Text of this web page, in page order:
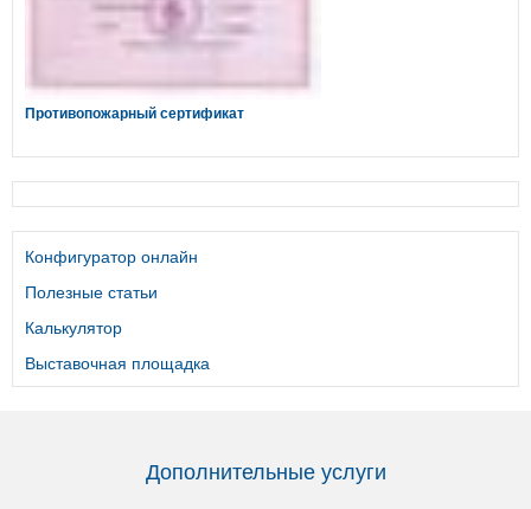
Противопожарный сертификат
Конфигуратор онлайн
Полезные статьи
Калькулятор
Выставочная площадка
Дополнительные услуги